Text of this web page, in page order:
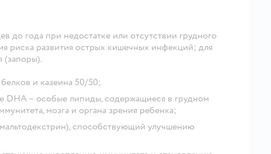
до года при недостатке или отсутствии грудного
риска развития острых кишечных инфекций; для
(запоры).
и казеина 50/50;
– особые липиды, содержащиеся в грудном
мозга и органа зрения ребенка;
способствующий улучшению